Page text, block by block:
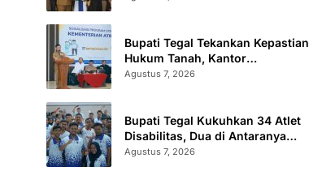
Bupati Tegal Tekankan Kepastian
Hukum Tanah, Kantor
Pertanahan Catat 296.869
Agustus 7, 2026
Bupati Tegal Kukuhkan 34 Atlet
Disabilitas, Dua di Antaranya
Berlaga di Level Dunia
Agustus 7, 2026